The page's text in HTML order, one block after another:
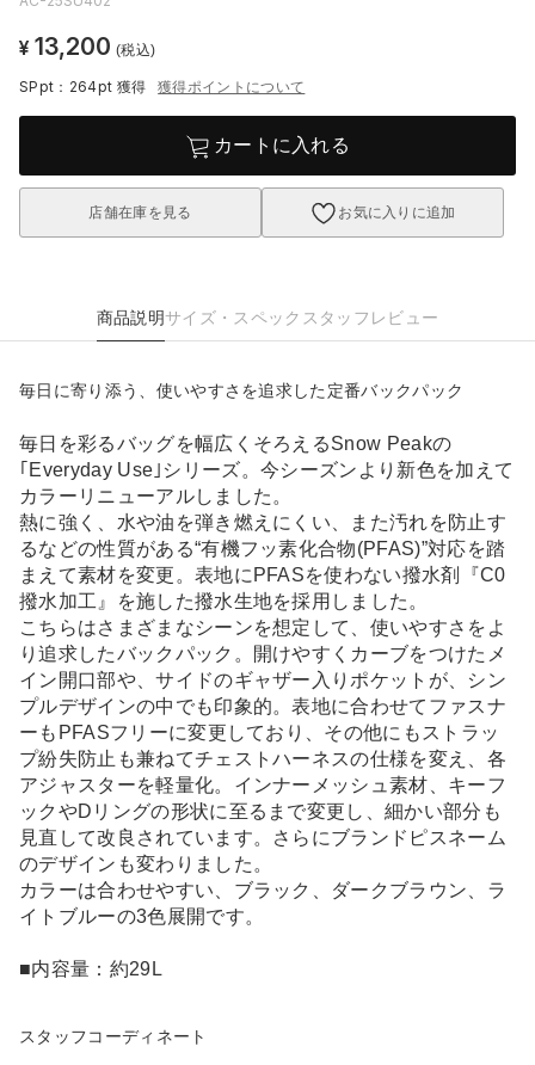
¥ 13,200 (税込)
SPpt：264pt 獲得 獲得ポイントについて
カートに入れる
店舗在庫を見る お気に入りに追加
商品説明サイズ・スペック スタッフレビュー
毎日に寄り添う、使いやすさを追求した定番バックパック
毎日を彩るバッグを幅広くそろえるSnow Peakの
｢Everyday Use｣シリーズ。今シーズンより新色を加えて
カラーリニューアルしました。
熱に強く、水や油を弾き燃えにくい、また汚れを防止す
るなどの性質がある“有機フッ素化合物(PFAS)”対応を踏
まえて素材を変更。表地にPFASを使わない撥水剤『C0
撥水加工』を施した撥水生地を採用しました。
こちらはさまざまなシーンを想定して、使いやすさをよ
り追求したバックパック。開けやすくカーブをつけたメ
イン開口部や、サイドのギャザー入りポケットが、シン
プルデザインの中でも印象的。表地に合わせてファスナ
ーもPFASフリーに変更しており、その他にもストラッ
プ紛失防止も兼ねてチェストハーネスの仕様を変え、各
アジャスターを軽量化。インナーメッシュ素材、キーフ
ックやDリングの形状に至るまで変更し、細かい部分も
見直して改良されています。さらにブランドピスネーム
のデザインも変わりました。
カラーは合わせやすい、ブラック、ダークブラウン、ラ
イトブルーの3色展開です。
■内容量：約29L
スタッフコーディネート